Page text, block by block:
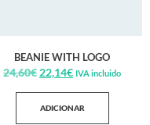
BEANIE WITH LOGO
24,60€ 22,14€ IVA incluido
ADICIONAR